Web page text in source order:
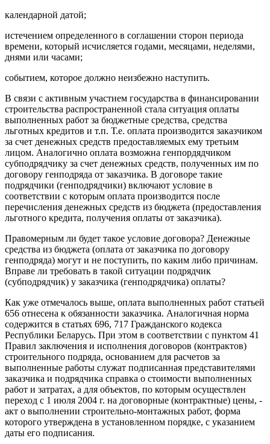
календарной датой;
истечением определенного в соглашении сторон периода
времени, который исчисляется годами, месяцами, неделями,
днями или часами;
событием, которое должно неизбежно наступить.
В связи с активным участием государства в финансировании
строительства распространенной стала ситуация оплаты
выполненных работ за бюджетные средства, средства
льготных кредитов и т.п. Т.е. оплата производится заказчиком
за счет денежных средств предоставляемых ему третьим
лицом. Аналогично оплата возможна генпордядчиком
субподрядчику за счет денежных средств, полученных им по
договору генподряда от заказчика. В договоре такие
подрядчики (генподрядчики) включают условие в
соответствии с которым оплата производится после
перечисления денежных средств из бюджета (предоставления
льготного кредита, получения оплаты от заказчика).
Правомерным ли будет такое условие договора? Денежные
средства из бюджета (оплата от заказчика по договору
генподряда) могут и не поступить, по каким либо причинам.
Вправе ли требовать в такой ситуации подрядчик
(субподрядчик) у заказчика (генподрядчика) оплаты?
Как уже отмечалось выше, оплата выполненных работ статьей
656 отнесена к обязанности заказчика. Аналогичная норма
содержится в статьях 696, 717 Гражданского кодекса
Республики Беларусь. При этом в соответствии с пунктом 41
Правил заключения и исполнения договоров (контрактов)
строительного подряда, основанием для расчетов за
выполненные работы служат подписанная представителями
заказчика и подрядчика справка о стоимости выполненных
работ и затратах, а для объектов, по которым осуществлен
переход с 1 июля 2004 г. на договорные (контрактные) цены, -
акт о выполнении строительно-монтажных работ, форма
которого утверждена в установленном порядке, с указанием
даты его подписания.